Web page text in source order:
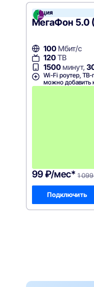
Акция
МегаФон 5.0
100Мбит/с
120ТВ
1500минут,
Wi-Fi роутер, ТВ-
можно добавить
99 ₽/мес* 1
Подключить